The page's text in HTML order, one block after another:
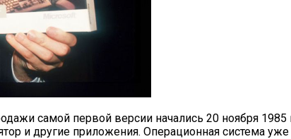
самой первой версии начались 20 ноября
и другие приложения. Операционная система